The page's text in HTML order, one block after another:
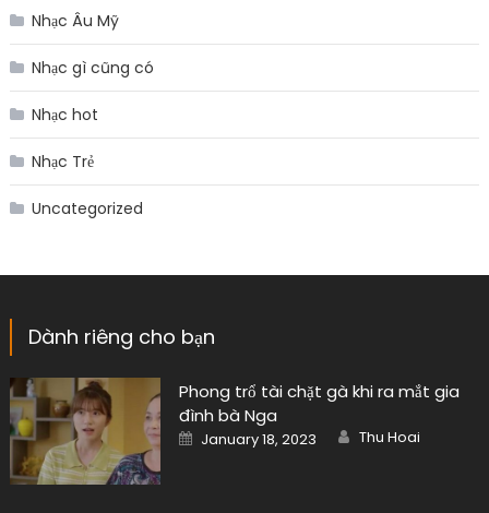
Nhạc Âu Mỹ
Nhạc gì cũng có
Nhạc hot
Nhạc Trẻ
Uncategorized
Dành riêng cho bạn
Phong trổ tài chặt gà khi ra mắt gia
đình bà Nga
Posted
on
January 18, 2023 Author
Thu Hoai